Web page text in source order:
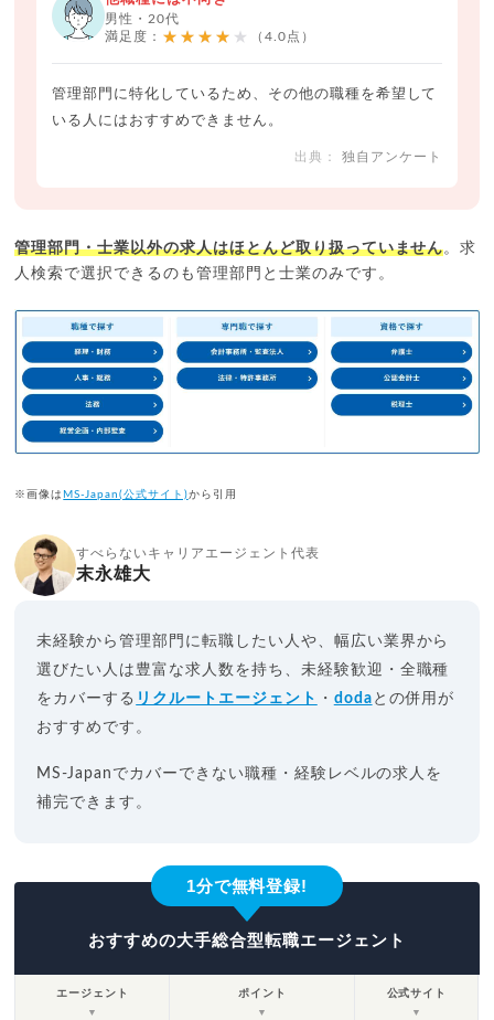
男性・20代
満足度： ★★★★★ （4.0点）
管理部門に特化しているため、その他の職種を希望して
いる人にはおすすめできません。
独自アンケート
管理部門・士業以外の求人はほとんど取り扱っていません。求
人検索で選択できるのも管理部門と士業のみです。
※画像は MS-Japan(公式サイト)から引用
すべらないキャリアエージェント代表
末永雄大
未経験から管理部門に転職したい人や、幅広い業界から
選びたい人は豊富な求人数を持ち、未経験歓迎・全職種
をカバーする リクルートエージェント ・ doda との併用が
おすすめです。
MS-Japanでカバーできない職種・経験レベルの求人を
補完できます。
1分で無料登録!
おすすめの大手総合型転職エージェント
エージェント
▼
ポイント
▼
公式サイト
▼